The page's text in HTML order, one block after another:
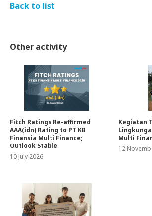
Back to list
Other activity
Fitch Ratings Re-affirmed
AAA(idn) Rating to PT KB
Finansia Multi Finance;
Outlook Stable
10 July 2026
Kegiatan
Multi
12